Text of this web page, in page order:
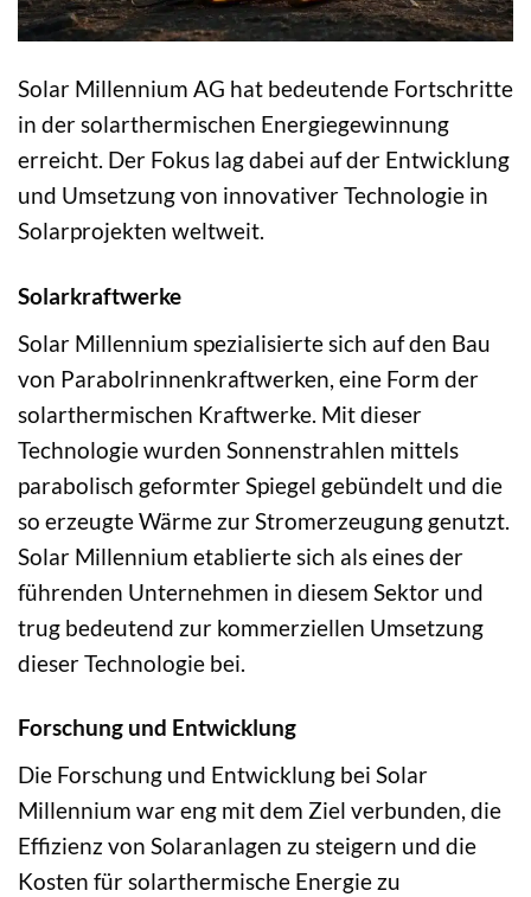
Solar Millennium AG hat bedeutende Fortschritte
in der solarthermischen Energiegewinnung
erreicht. Der Fokus lag dabei auf der Entwicklung
und Umsetzung von innovativer Technologie in
Solarprojekten weltweit.
Solarkraftwerke
Solar Millennium spezialisierte sich auf den Bau
von Parabolrinnenkraftwerken, eine Form der
solarthermischen Kraftwerke. Mit dieser
Technologie wurden Sonnenstrahlen mittels
parabolisch geformter Spiegel gebündelt und die
so erzeugte Wärme zur Stromerzeugung genutzt.
Solar Millennium etablierte sich als eines der
führenden Unternehmen in diesem Sektor und
trug bedeutend zur kommerziellen Umsetzung
dieser Technologie bei.
Forschung und Entwicklung
Die Forschung und Entwicklung bei Solar
Millennium war eng mit dem Ziel verbunden, die
Effizienz von Solaranlagen zu steigern und die
Kosten für solarthermische Energie zu